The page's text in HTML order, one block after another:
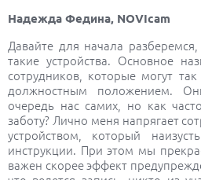
Надежда Федина, NOVIcam
Давайте для начала
такие устройства. Основное
сотрудников, которые могут
должностным положением.
очередь нас самих, но как
заботу? Лично меня напрягает
устройством, который
инструкции. При этом мы
важен скорее эффект